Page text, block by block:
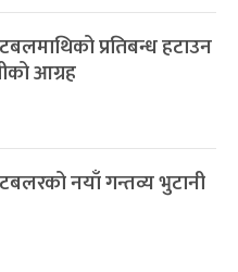
प्रतिबन्ध हटाउन
आग्रह
नयाँ गन्तव्य भुटानी